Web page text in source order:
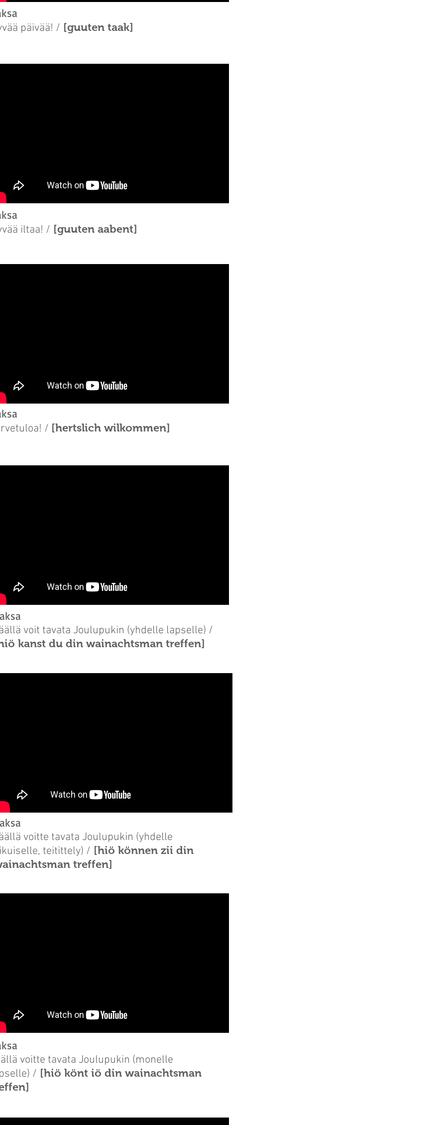
päivää! / [guuten taak]
iltaa! / [guuten aabent]
/ [hertslich wilkommen]
voit tavata Joulupukin (yhdelle lapselle) /
kanst du din wainachtsman treffen]
voitte tavata Joulupukin (yhdelle
teitittely) / [hiö können zii din
treffen]
voitte tavata Joulupukin (monelle
/ [hiö könt iö din wainachtsman